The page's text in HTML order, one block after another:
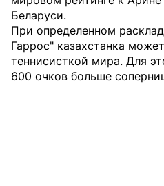
Беларуси.
При определенном
Гаррос" казахстанка
теннисисткой мира. Для
600 очков больше